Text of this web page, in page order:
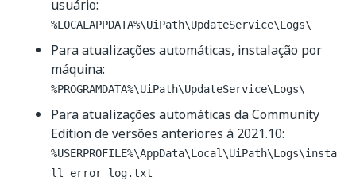
usuário:
%LOCALAPPDATA%\UiPath\UpdateService\Logs\
Para atualizações automáticas, instalação por
máquina:
%PROGRAMDATA%\UiPath\UpdateService\Logs\
Para atualizações automáticas da Community
Edition de versões anteriores à 2021.10:
%USERPROFILE%\AppData\Local\UiPath\Logs\insta
ll_error_log.txt